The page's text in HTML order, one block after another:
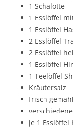
1 Schalotte
1 Esslöffel
1 Esslöffel
2 Esslöffel
2 Esslöffel
1 Esslöffel
1 Teelöffel
Kräutersalz
frisch
je 1 Esslöffel